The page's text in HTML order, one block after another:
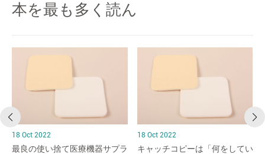
本を最も多く読ん
18 Oct 2022
最良の使い捨て医療機器サプラ
18 Oct 2022
キャッチコピーは「何をしてい